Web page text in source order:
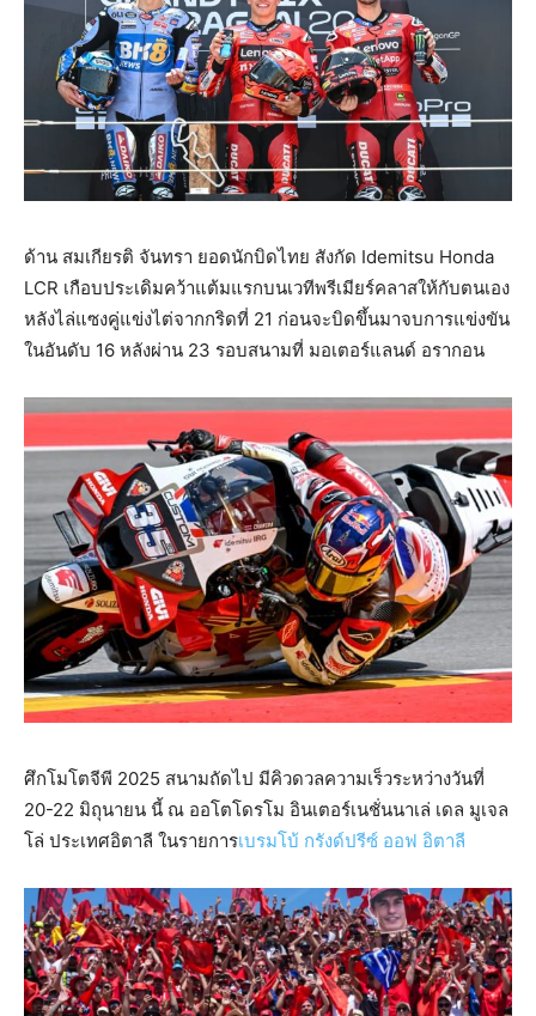
ด้าน สมเกียรติ จันทรา ยอดนักบิดไทย สังกัด Idemitsu Honda
LCR เกือบประเดิมคว้าแต้มแรกบนเวทีพรีเมียร์คลาสให้กับตนเอง
หลังไล่แซงคู่แข่งไต่จากกริดที่ 21 ก่อนจะบิดขึ้นมาจบการแข่งขัน
ในอันดับ 16 หลังผ่าน 23 รอบสนามที่ มอเตอร์แลนด์ อรากอน
ศึกโมโตจีพี 2025 สนามถัดไป มีคิวดวลความเร็วระหว่างวันที่
20-22 มิถุนายน นี้ ณ ออโตโดรโม อินเตอร์เนชั่นนาเล่ เดล มูเจล
โล่ ประเทศอิตาลี ในรายการเบรมโบ้ กรังด์ปรีซ์ ออฟ อิตาลี